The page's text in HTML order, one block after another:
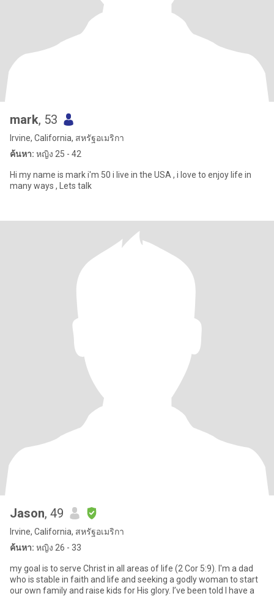
mark, 53
Irvine, California, สหรัฐอเมริกา
ค้นหา: หญิง 25 - 42
Hi my name is mark i'm 50 i live in the USA , i love to enjoy life in
many ways , Lets talk
Jason, 49
Irvine, California, สหรัฐอเมริกา
ค้นหา: หญิง 26 - 33
my goal is to serve Christ in all areas of life (2 Cor 5:9). I'm a dad
who is stable in faith and life and seeking a godly woman to start
our own family and raise kids for His glory. I’ve been told I have a